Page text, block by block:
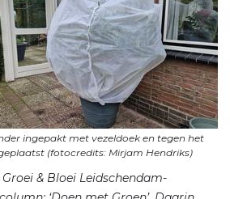
ingepakt met vezeldoek en tegen het
& Bloei Leidschendam-